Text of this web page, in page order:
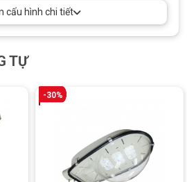
cấu hình chi tiết
TỰ
-30%